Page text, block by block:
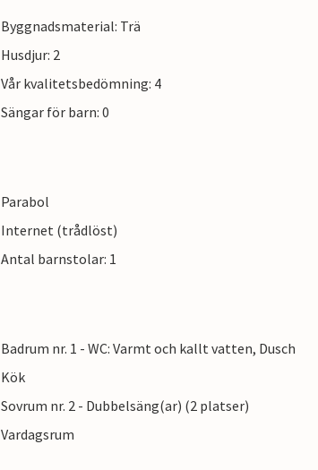
Byggnadsmaterial: Trä
Husdjur: 2
Vår kvalitetsbedömning: 4
Sängar för barn: 0
Parabol
Internet (trådlöst)
Antal barnstolar: 1
Badrum nr. 1 - WC: Varmt och kallt vatten, Dusch
Kök
Sovrum nr. 2 - Dubbelsäng(ar) (2 platser)
Vardagsrum